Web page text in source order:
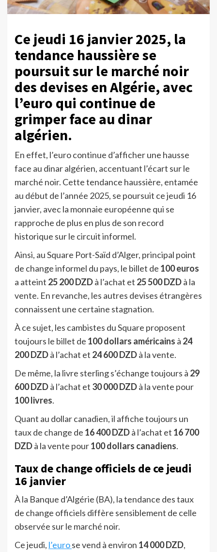
Ce jeudi 16 janvier 2025, la
tendance haussière se
poursuit sur le marché noir
des devises en Algérie, avec
l’euro qui continue de
grimper face au dinar
algérien.
En effet, l’euro continue d’afficher une hausse
face au dinar algérien, accentuant l’écart sur le
marché noir. Cette tendance haussière, entamée
au début de l’année 2025, se poursuit ce jeudi 16
janvier, avec la monnaie européenne qui se
rapproche de plus en plus de son record
historique sur le circuit informel.
Ainsi, au Square Port-Saïd d’Alger, principal point
de change informel du pays, le billet de 100 euros
a atteint 25 200 DZDà l’achat et 25 500 DZDà la
vente. En revanche, les autres devises étrangères
connaissent une certaine stagnation.
À ce sujet, les cambistes du Square proposent
toujours le billet de 100 dollars américains à 24
200 DZDà l’achat et 24 600 DZDà la vente.
De même, la livre sterling s’échange toujours à 29
600 DZDà l’achat et 30 000 DZDà la vente pour
100 livres.
Quant au dollar canadien, il affiche toujours un
taux de change de 16 400 DZDà l’achat et 16 700
DZDà la vente pour100 dollars canadiens.
Taux de change officiels de ce jeudi
16 janvier
À la Banque d’Algérie (BA), la tendance des taux
de change officiels diffère sensiblement de celle
observée sur le marché noir.
Ce jeudi, l’eurose vend à environ 14 000 DZD,